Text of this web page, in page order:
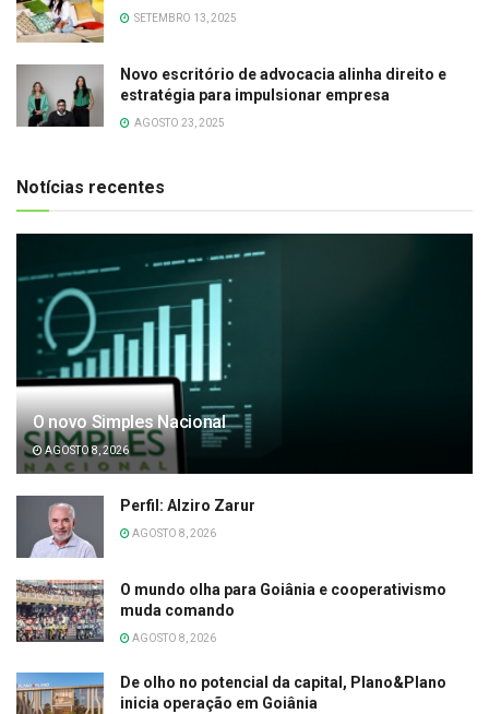
SETEMBRO 13, 2025
Novo escritório de advocacia alinha direito e
estratégia para impulsionar empresa
AGOSTO 23, 2025
Notícias recentes
O novo Simples Nacional
AGOSTO 8, 2026
Perfil: Alziro Zarur
AGOSTO 8, 2026
O mundo olha para Goiânia e cooperativismo
muda comando
AGOSTO 8, 2026
De olho no potencial da capital, Plano&Plano
inicia operação em Goiânia